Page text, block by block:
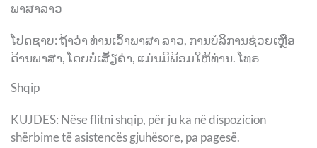
ພາສາລາວ
ໂປດຊາບ: ຖ້າວ່າ ທ່ານເວົ້າພາສາ ລາວ, ການບໍລິການຊ່ວຍເຫຼືອ
ດ້ານພາສາ, ໂດຍບໍ່ເສັຽຄ່າ, ແມ່ນມີພ້ອມໃຫ້ທ່ານ. ໂທຣ
Shqip
KUJDES: Nëse flitni shqip, për ju ka në dispozicion
shërbime të asistencës gjuhësore, pa pagesë.